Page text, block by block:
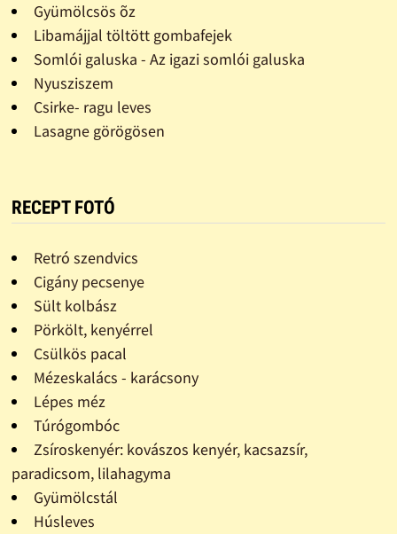
Gyümölcsös õz
Libamájjal töltött gombafejek
Somlói galuska - Az igazi somlói galuska
Nyusziszem
Csirke- ragu leves
Lasagne görögösen
RECEPT FOTÓ
Retró szendvics
Cigány pecsenye
Sült kolbász
Pörkölt, kenyérrel
Csülkös pacal
Mézeskalács - karácsony
Lépes méz
Túrógombóc
Zsíroskenyér: kovászos kenyér, kacsazsír,
paradicsom, lilahagyma
Gyümölcstál
Húsleves